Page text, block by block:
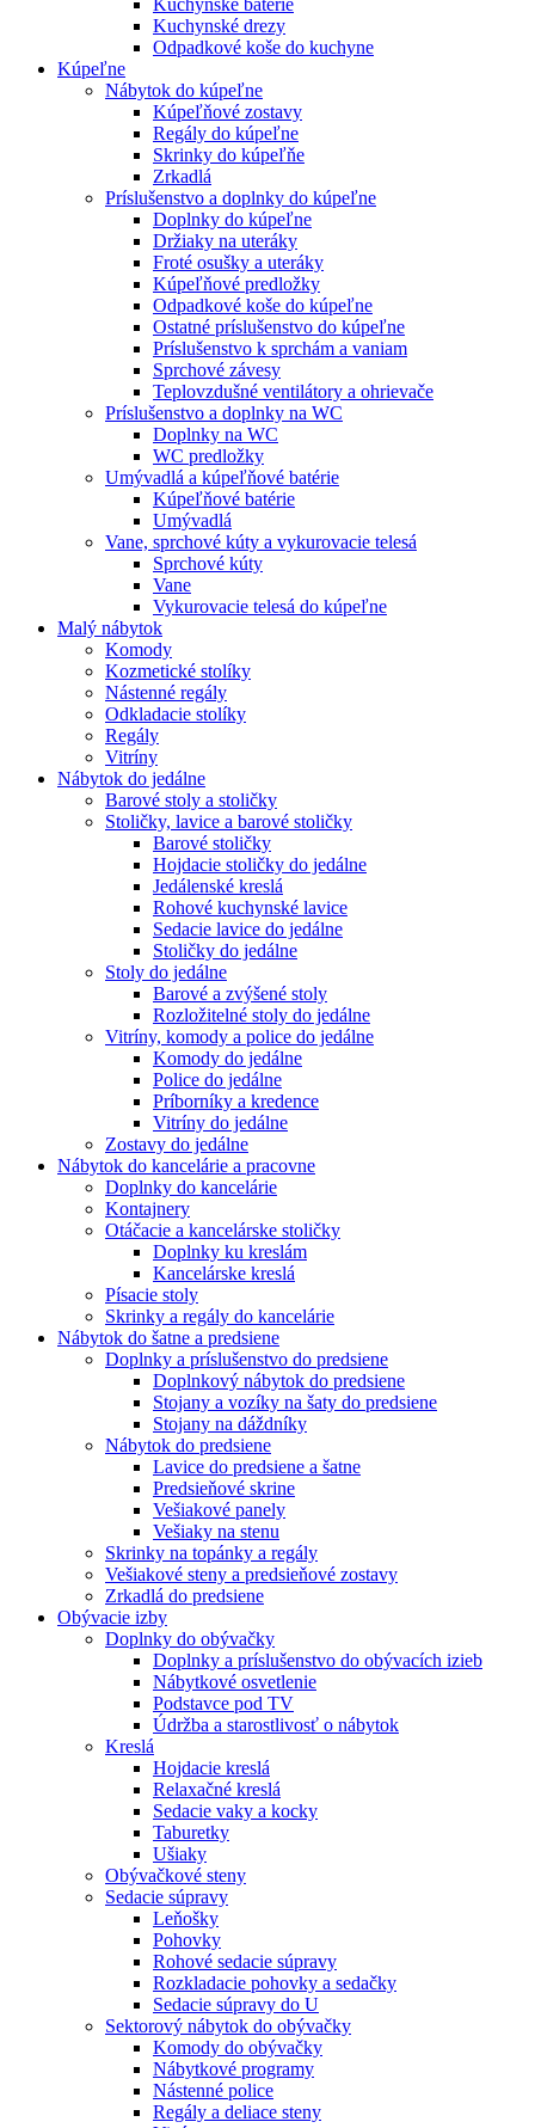
Kuchynské drezy
Odpadkové koše do kuchyne
Kúpeľne
Nábytok do kúpeľne
Kúpeľňové zostavy
Regály do kúpeľne
Skrinky do kúpeľňe
Zrkadlá
Príslušenstvo a doplnky do kúpeľne
Doplnky do kúpeľne
Držiaky na uteráky
Froté osušky a uteráky
Kúpeľňové predložky
Odpadkové koše do kúpeľne
Ostatné príslušenstvo do kúpeľne
Príslušenstvo k sprchám a vaniam
Sprchové závesy
Teplovzdušné ventilátory a ohrievače
Príslušenstvo a doplnky na WC
Doplnky na WC
WC predložky
Umývadlá a kúpeľňové batérie
Kúpeľňové batérie
Umývadlá
Vane, sprchové kúty a vykurovacie telesá
Sprchové kúty
Vane
Vykurovacie telesá do kúpeľne
Malý nábytok
Komody
Kozmetické stolíky
Nástenné regály
Odkladacie stolíky
Regály
Vitríny
Nábytok do jedálne
Barové stoly a stoličky
Stoličky, lavice a barové stoličky
Barové stoličky
Hojdacie stoličky do jedálne
Jedálenské kreslá
Rohové kuchynské lavice
Sedacie lavice do jedálne
Stoličky do jedálne
Stoly do jedálne
Barové a zvýšené stoly
Rozložitelné stoly do jedálne
Vitríny, komody a police do jedálne
Komody do jedálne
Police do jedálne
Príborníky a kredence
Vitríny do jedálne
Zostavy do jedálne
Nábytok do kancelárie a pracovne
Doplnky do kancelárie
Kontajnery
Otáčacie a kancelárske stoličky
Doplnky ku kreslám
Kancelárske kreslá
Písacie stoly
Skrinky a regály do kancelárie
Nábytok do šatne a predsiene
Doplnky a príslušenstvo do predsiene
Doplnkový nábytok do predsiene
Stojany a vozíky na šaty do predsiene
Stojany na dáždníky
Nábytok do predsiene
Lavice do predsiene a šatne
Predsieňové skrine
Vešiakové panely
Vešiaky na stenu
Skrinky na topánky a regály
Vešiakové steny a predsieňové zostavy
Zrkadlá do predsiene
Obývacie izby
Doplnky do obývačky
Doplnky a príslušenstvo do obývacích izieb
Nábytkové osvetlenie
Podstavce pod TV
Údržba a starostlivosť o nábytok
Kreslá
Hojdacie kreslá
Relaxačné kreslá
Sedacie vaky a kocky
Taburetky
Ušiaky
Obývačkové steny
Sedacie súpravy
Leňošky
Pohovky
Rohové sedacie súpravy
Rozkladacie pohovky a sedačky
Sedacie súpravy do U
Sektorový nábytok do obývačky
Komody do obývačky
Nábytkové programy
Nástenné police
Regály a deliace steny